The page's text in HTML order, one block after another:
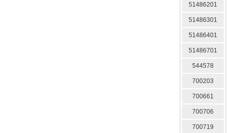
51486201
51486301
51486401
51486701
544578
700203
700661
700706
700719